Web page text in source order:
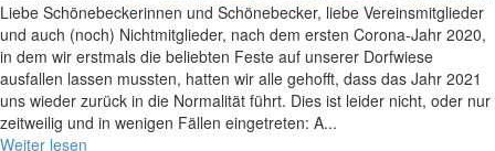
Liebe Schönebeckerinnen und Schönebecker, liebe Vereinsmitglieder
und auch (noch) Nichtmitglieder, nach dem ersten Corona-Jahr 2020,
in dem wir erstmals die beliebten Feste auf unserer Dorfwiese
ausfallen lassen mussten, hatten wir alle gehofft, dass das Jahr 2021
uns wieder zurück in die Normalität führt. Dies ist leider nicht, oder nur
zeitweilig und in wenigen Fällen eingetreten: A...
Weiter lesen